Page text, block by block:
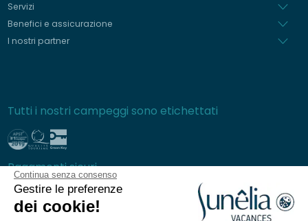
Continua senza consenso
Gestire le preferenze
dei cookie!
Servizi
Benefici e assicurazione
I nostri partner
Tutti i nostri campeggi sono etichettati
Pagamenti sicuri